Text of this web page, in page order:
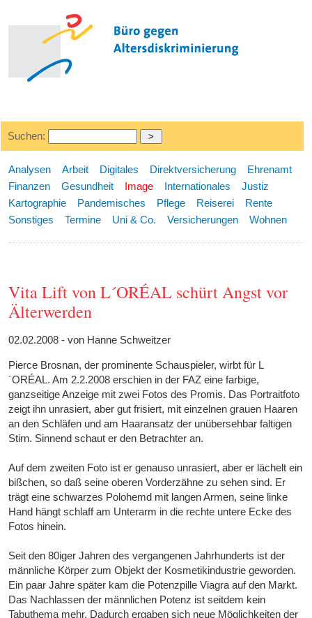
Suchen:
Analysen Arbeit Digitales Direktversicherung
Ehrenamt
Finanzen
Gesundheit Image Internationales
Justiz
Kartographie
Pandemisches Pflege Reiserei
Rente
Sonstiges
Termine Uni & Co. Versicherungen Wohnen
Vita Lift von L´ORÉAL schürt Angst vor
Älterwerden
02.02.2008 - von Hanne Schweitzer
Pierce Brosnan, der prominente Schauspieler, wirbt für L
´ORÉAL. Am 2.2.2008 erschien in der FAZ eine farbige,
ganzseitige Anzeige mit zwei Fotos des Promis. Das Portraitfoto
zeigt ihn unrasiert, aber gut frisiert, mit einzelnen grauen Haaren
an den Schläfen und am Haaransatz der unübersehbar faltigen
Stirn. Sinnend schaut er den Betrachter an.
Auf dem zweiten Foto ist er genauso unrasiert, aber er lächelt ein
bißchen, so daß seine oberen Vorderzähne zu sehen sind. Er
trägt eine schwarzes Polohemd mit langen Armen, seine linke
Hand hängt schlaff am Unterarm in die rechte untere Ecke des
Fotos hinein.
Seit den 80iger Jahren des vergangenen Jahrhunderts ist der
männliche Körper zum Objekt der Kosmetikindustrie geworden.
Ein paar Jahre später kam die Potenzpille Viagra auf den Markt.
Das Nachlassen der männlichen Potenz ist seitdem kein
Tabuthema mehr. Dadurch ergaben sich neue Möglichkeiten der